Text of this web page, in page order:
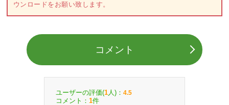
ウンロードをお願い致します。
コメント
ユーザーの評価(1 人)： 4.5
コメント： 1件